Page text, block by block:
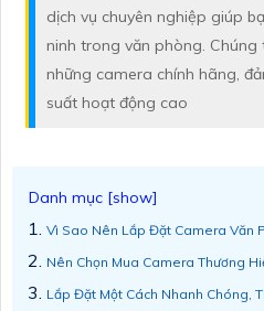
dịch vụ chuyên nghiệp giúp
ninh trong văn phòng.
những camera chính hãng,
suất hoạt động cao
Vì Sao Nên Lắp Đặt Camera Văn
Nên Chọn Mua Camera Thương
Lắp Đặt Một Cách Nhanh Chóng,